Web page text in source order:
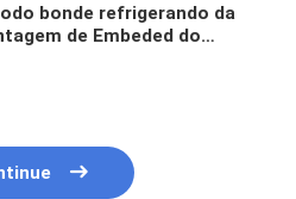
bonde refrigerando da
de Embeded do